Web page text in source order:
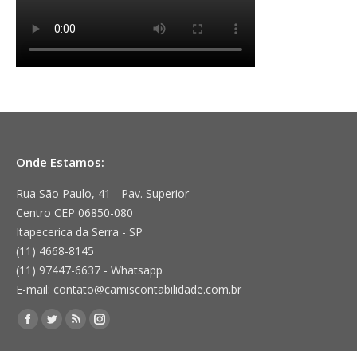
Onde Estamos:
Rua São Paulo, 41 - Pav. Superior
Centro CEP 06850-080
Itapecerica da Serra - SP
(11) 4668-8145
(11) 97447-6637 - Whatsapp
E-mail: contato@camiscontabilidade.com.br
Encontre-nos em:
Facebook
TwitterRss
Instagram